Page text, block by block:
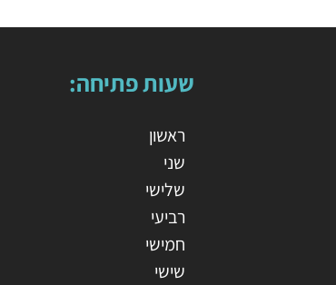
שעות פתיחה:
ראשון
שני
שלישי
רביעי
חמישי
שישי